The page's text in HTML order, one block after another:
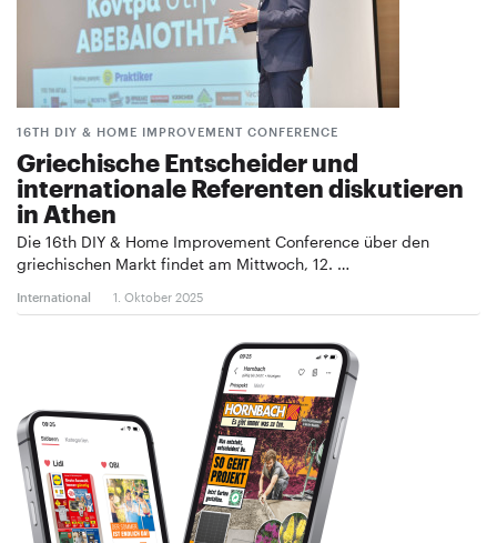
16TH DIY & HOME IMPROVEMENT CONFERENCE
Griechische Entscheider und
internationale Referenten diskutieren
in Athen
Die 16th DIY & Home Improvement Conference über den
griechischen Markt findet am Mittwoch, 12. …
International 1. Oktober 2025